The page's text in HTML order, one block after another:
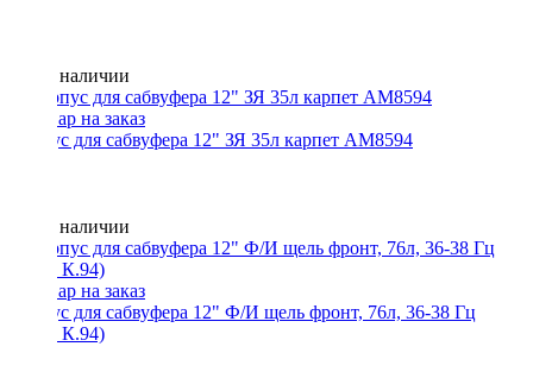
Нет в наличии
Корпус для сабвуфера 12" ЗЯ 35л карпет АМ8594
Нет в наличии
Корпус для сабвуфера 12" Ф/И щель фронт, 76л, 36-38 Гц
(люкс К.94)